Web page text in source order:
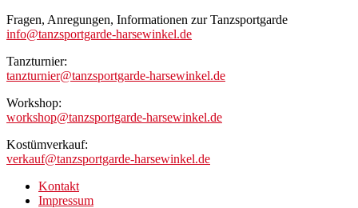
Fragen, Anregungen, Informationen zur Tanzsportgarde
info@tanzsportgarde-harsewinkel.de
Tanzturnier:
tanzturnier@tanzsportgarde-harsewinkel.de
Workshop:
workshop@tanzsportgarde-harsewinkel.de
Kostümverkauf:
verkauf@tanzsportgarde-harsewinkel.de
Kontakt
Impressum